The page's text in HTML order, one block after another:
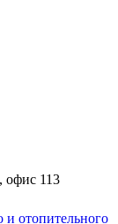
офис 113